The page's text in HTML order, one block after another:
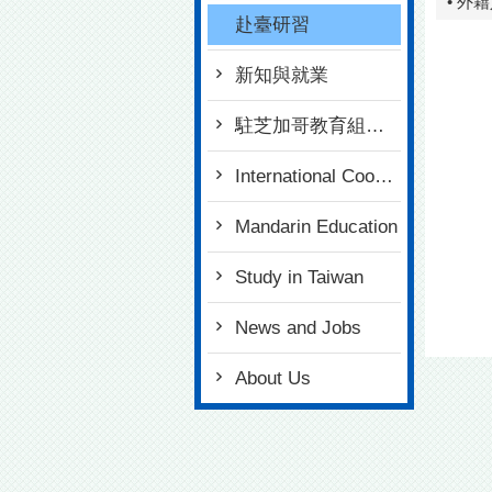
赴臺研習
新知與就業
駐芝加哥教育組簡介
International Cooperation
Mandarin Education
Study in Taiwan
News and Jobs
About Us